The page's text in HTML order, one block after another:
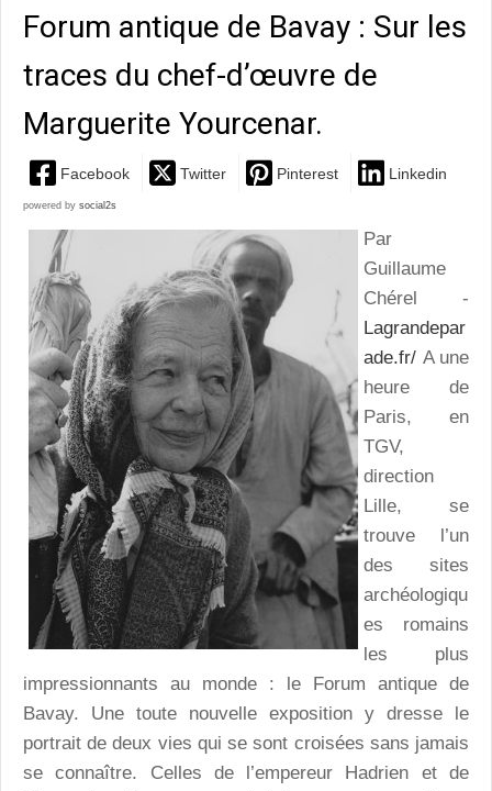
Forum antique de Bavay : Sur les
traces du chef-d’œuvre de
Marguerite Yourcenar.
Facebook Twitter Pinterest Linkedin
powered by social2s
Par
Guillaume
Chérel -
Lagrandepar
ade.fr/ A une
heure de
Paris, en
TGV,
direction
Lille, se
trouve l’un
des sites
archéologiqu
es romains
les plus
impressionnants au monde : le Forum antique de
Bavay. Une toute nouvelle exposition y dresse le
portrait de deux vies qui se sont croisées sans jamais
se connaître. Celles de l’empereur Hadrien et de